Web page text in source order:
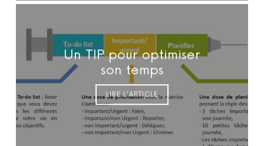
Un TIP pour optimiser
son temps
LIRE L'ARTICLE